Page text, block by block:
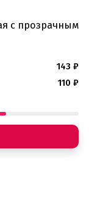
с прозрачным
143 ₽
110 ₽